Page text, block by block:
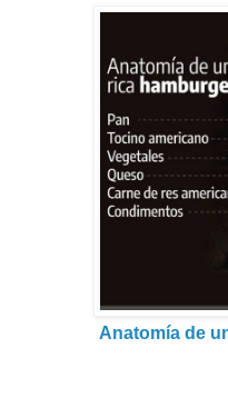
Anatomía de